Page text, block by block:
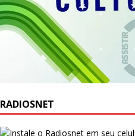
RADIOSNET